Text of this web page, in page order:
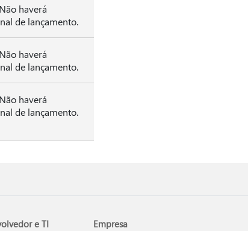
haverá
de lançamento.
haverá
de lançamento.
haverá
de lançamento.
e TI Empresa